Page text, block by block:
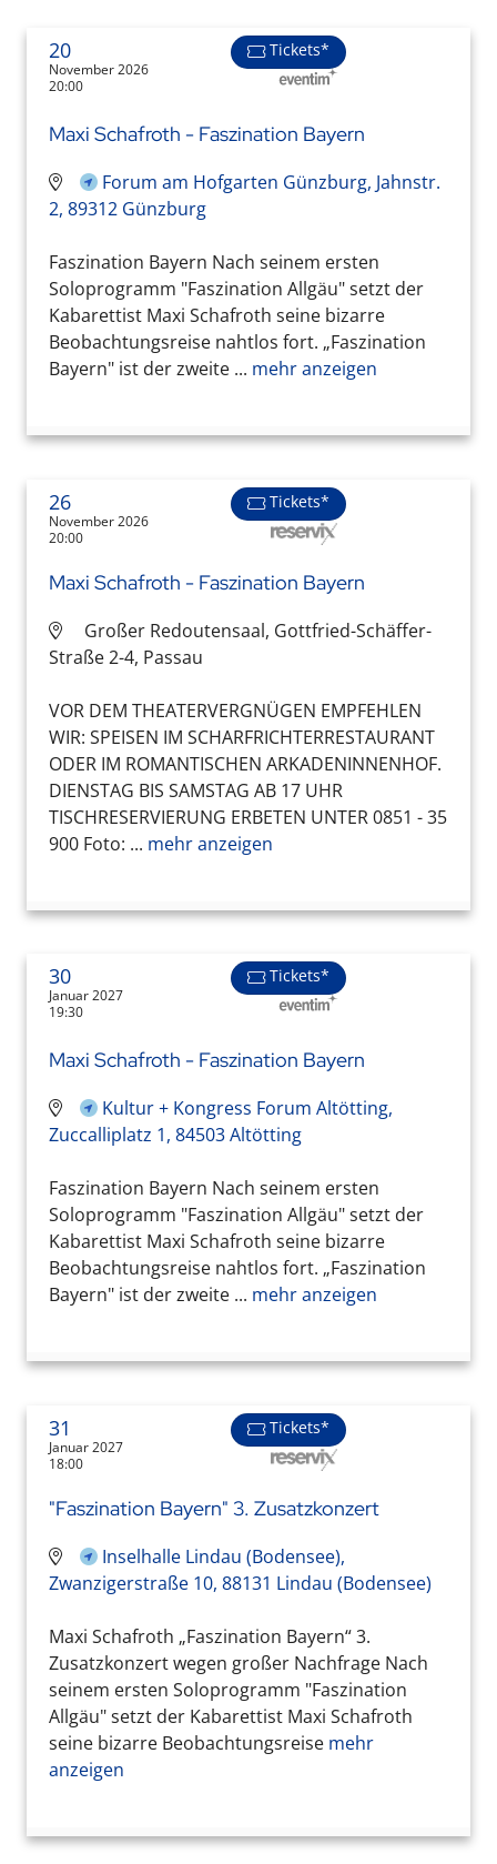
20
November 2026
20:00
Tickets*
Maxi Schafroth - Faszination Bayern
Forum am Hofgarten Günzburg, Jahnstr.
2, 89312 Günzburg
Faszination Bayern Nach seinem ersten
Soloprogramm "Faszination Allgäu" setzt der
Kabarettist Maxi Schafroth seine bizarre
Beobachtungsreise nahtlos fort. „Faszination
Bayern" ist der zweite ... mehr anzeigen
26
November 2026
20:00
Tickets*
Maxi Schafroth - Faszination Bayern
Großer Redoutensaal, Gottfried-Schäffer-
Straße 2-4, Passau
VOR DEM THEATERVERGNÜGEN EMPFEHLEN
WIR: SPEISEN IM SCHARFRICHTERRESTAURANT
ODER IM ROMANTISCHEN ARKADENINNENHOF.
DIENSTAG BIS SAMSTAG AB 17 UHR
TISCHRESERVIERUNG ERBETEN UNTER 0851 - 35
900 Foto: ... mehr anzeigen
30
Januar 2027
19:30
Tickets*
Maxi Schafroth - Faszination Bayern
Kultur + Kongress Forum Altötting,
Zuccalliplatz 1, 84503 Altötting
Faszination Bayern Nach seinem ersten
Soloprogramm "Faszination Allgäu" setzt der
Kabarettist Maxi Schafroth seine bizarre
Beobachtungsreise nahtlos fort. „Faszination
Bayern" ist der zweite ... mehr anzeigen
31
Januar 2027
18:00
Tickets*
"Faszination Bayern" 3. Zusatzkonzert
Inselhalle Lindau (Bodensee),
Zwanzigerstraße 10, 88131 Lindau (Bodensee)
Maxi Schafroth „Faszination Bayern“ 3.
Zusatzkonzert wegen großer Nachfrage Nach
seinem ersten Soloprogramm "Faszination
Allgäu" setzt der Kabarettist Maxi Schafroth
seine bizarre Beobachtungsreise mehr
anzeigen